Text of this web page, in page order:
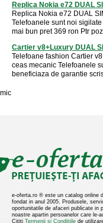
Replica Nokia e72 DUAL
Replica Nokia e72 DUAL
Telefoanele sunt noi
mai bun pret 369 ron Ptr
Cartier v8+Luxury DUAL
Telefoane fashion Cartier
ceas mecanic Telefoanele
beneficiaza de garantie
mic
e-oferta.ro ® este un catalog online
fondat in anul 2005. Produsele,
oportunitatile de afaceri publicate in
noastre apartin persoanelor care le-
Cititi Termenii si Conditiile de